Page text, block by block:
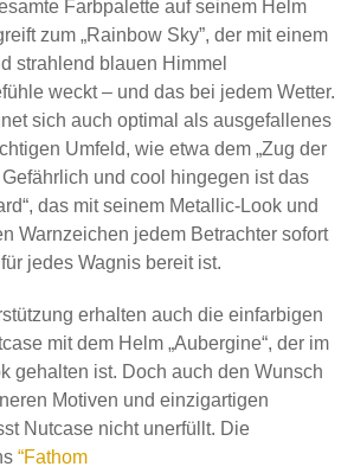
Farbpalette auf seinem Helm
zum „Rainbow Sky”, der mit einem
strahlend blauen Himmel
weckt – und das bei jedem Wetter.
sich auch optimal als ausgefallenes
Umfeld, wie etwa dem „Zug der
Gefährlich und cool hingegen ist das
das mit seinem Metallic-Look und
Warnzeichen jedem Betrachter sofort
jedes Wagnis bereit ist.
erhalten auch die einfarbigen
mit dem Helm „Aubergine“, der im
gehalten ist. Doch auch den Wunsch
Motiven und einzigartigen
Nutcase nicht unerfüllt. Die
“Fathom